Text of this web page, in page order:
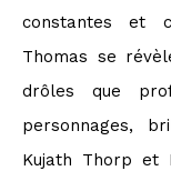
constantes et
Thomas se
drôles que
personnages,
Kujath Thorp et